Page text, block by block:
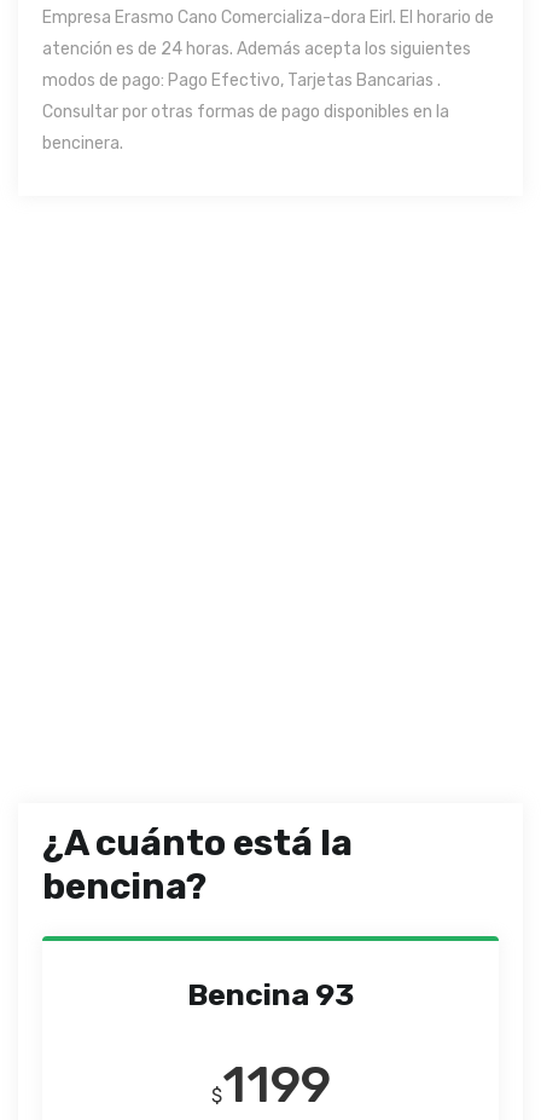
Empresa Erasmo Cano Comercializa-dora Eirl. El horario de
atención es de 24 horas. Además acepta los siguientes
modos de pago: Pago Efectivo, Tarjetas Bancarias .
Consultar por otras formas de pago disponibles en la
bencinera.
¿A cuánto está la
bencina?
Bencina 93
$1199